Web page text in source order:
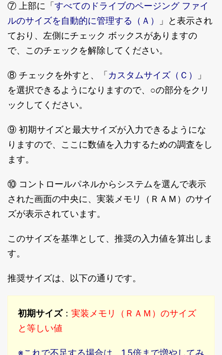
⑦ 上部に「 すべてのドライブのページング ファイ
ルのサイズを自動的に管理する（Ａ）
」と表示され
ており、左側にチェック ボックスがありますの
で、このチェックを解除してください。
⑧ チェックを外すと、「 カスタムサイズ（Ｃ）
」
を選択できるようになりますので、○の部分をクリ
ックしてください。
⑨ 初期サイズと最大サイズが入力できるようにな
りますので、ここに数値を入力するための調査をし
ます。
⑩ コントロールパネルからシステムを選んで表示
された画面の中央に、実装メモリ（ＲＡＭ）のサイ
ズが表示されています。
このサイズを基準として、推奨の入力値を算出しま
す。
推奨サイズは、以下の通りです。
初期サイズ： 実装メモリ（ＲＡＭ）のサイズ
と等しい値
※これで不足する場合は、1.5倍まで増やしてみ